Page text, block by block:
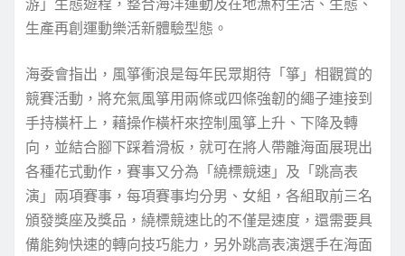
生產再創運動樂活新體驗型態。
海委會指出，風箏衝浪是每年民眾期待「箏」相觀賞的
競賽活動，將充氣風箏用兩條或四條強韌的繩子連接到
手持橫杆上，藉操作橫杆來控制風箏上升、下降及轉
向，並結合腳下踩着滑板，就可在將人帶離海面展現出
各種花式動作，賽事又分為「繞標競速」及「跳高表
演」兩項賽事，每項賽事均分男、女組，各組取前三名
頒發獎座及獎品，繞標競速比的不僅是速度，還需要具
備能夠快速的轉向技巧能力，另外跳高表演選手在海面